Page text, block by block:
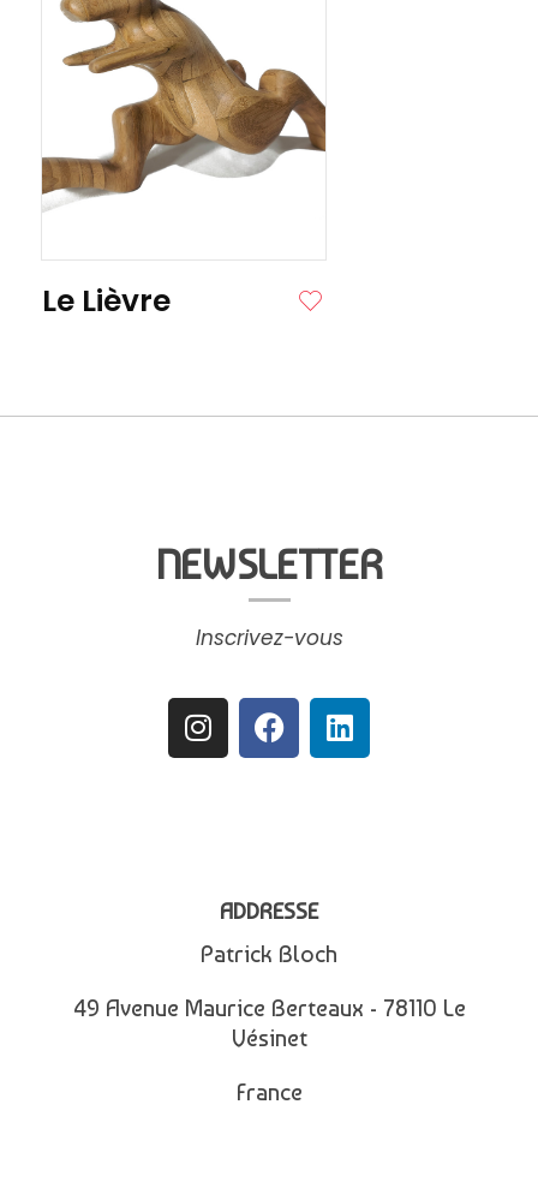
Le Lièvre
NEWSLETTER
Inscrivez-vous
ADDRESSE
Patrick Bloch
49 Avenue Maurice Berteaux - 78110 Le
Vésinet
France